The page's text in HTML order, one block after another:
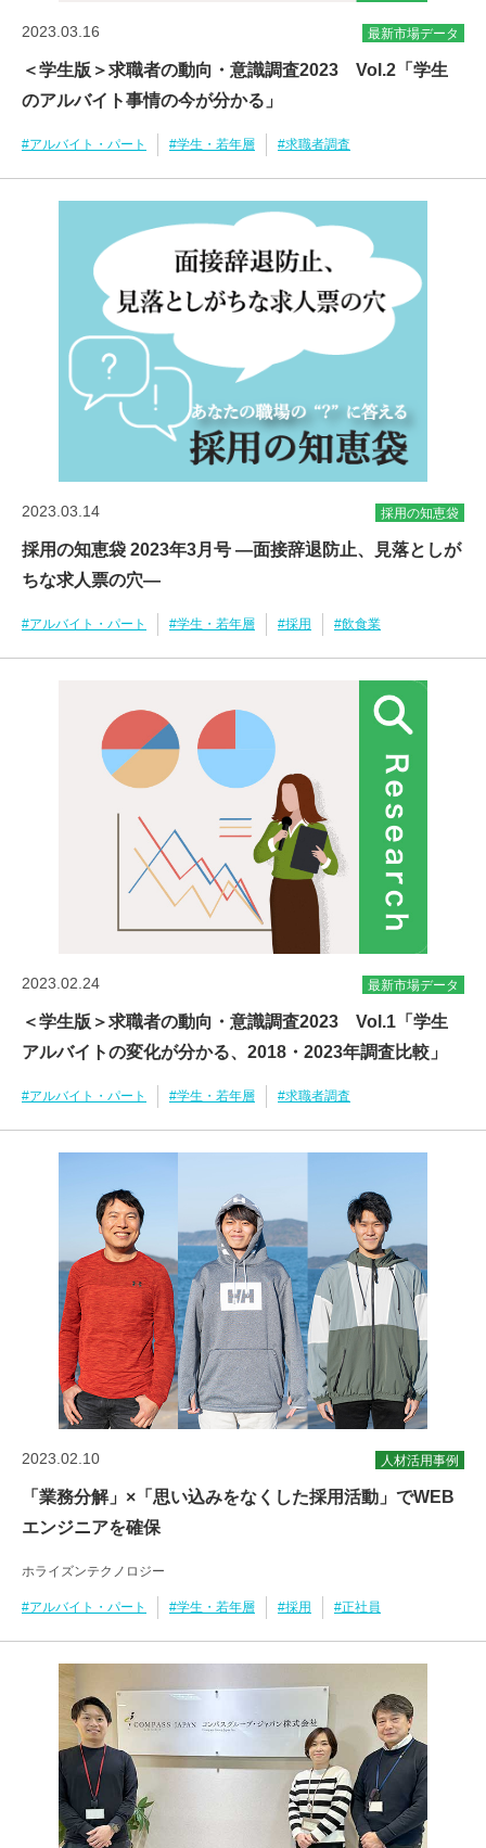
2023.03.16 最新市場データ
＜学生版＞求職者の動向・意識調査2023 Vol.2「学生
のアルバイト事情の今が分かる」
#アルバイト・パート #学生・若年層 #求職者調査
2023.03.14 採用の知恵袋
採用の知恵袋 2023年3月号 ―面接辞退防止、見落としが
ちな求人票の穴―
#アルバイト・パート #学生・若年層 #採用 #飲食業
2023.02.24 最新市場データ
＜学生版＞求職者の動向・意識調査2023 Vol.1「学生
アルバイトの変化が分かる、2018・2023年調査比較」
#アルバイト・パート #学生・若年層 #求職者調査
2023.02.10 人材活用事例
「業務分解」×「思い込みをなくした採用活動」でWEB
エンジニアを確保
ホライズンテクノロジー
#アルバイト・パート #学生・若年層 #採用 #正社員